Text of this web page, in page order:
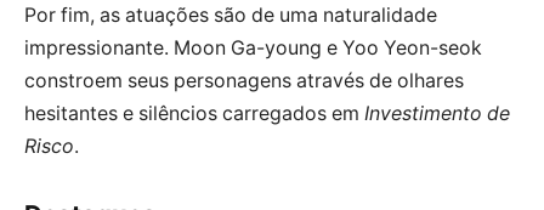
Por fim, as atuações são de uma naturalidade
impressionante. Moon Ga-young e Yoo Yeon-seok
constroem seus personagens através de olhares
hesitantes e silêncios carregados em Investimento de
Risco.